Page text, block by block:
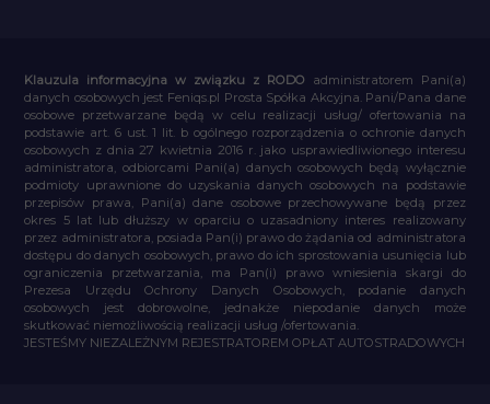
Klauzula informacyjna w związku z RODO administratorem Pani(a)
danych osobowych jest Feniqs.pl Prosta Spółka Akcyjna. Pani/Pana dane
osobowe przetwarzane będą w celu realizacji usług/ ofertowania na
podstawie art. 6 ust. 1 lit. b ogólnego rozporządzenia o ochronie danych
osobowych z dnia 27 kwietnia 2016 r. jako usprawiedliwionego interesu
administratora, odbiorcami Pani(a) danych osobowych będą wyłącznie
podmioty uprawnione do uzyskania danych osobowych na podstawie
przepisów prawa, Pani(a) dane osobowe przechowywane będą przez
okres 5 lat lub dłuższy w oparciu o uzasadniony interes realizowany
przez administratora, posiada Pan(i) prawo do żądania od administratora
dostępu do danych osobowych, prawo do ich sprostowania usunięcia lub
ograniczenia przetwarzania, ma Pan(i) prawo wniesienia skargi do
Prezesa Urzędu Ochrony Danych Osobowych, podanie danych
osobowych jest dobrowolne, jednakże niepodanie danych może
skutkować niemożliwością realizacji usług /ofertowania.
JESTEŚMY NIEZALEŻNYM REJESTRATOREM OPŁAT AUTOSTRADOWYCH